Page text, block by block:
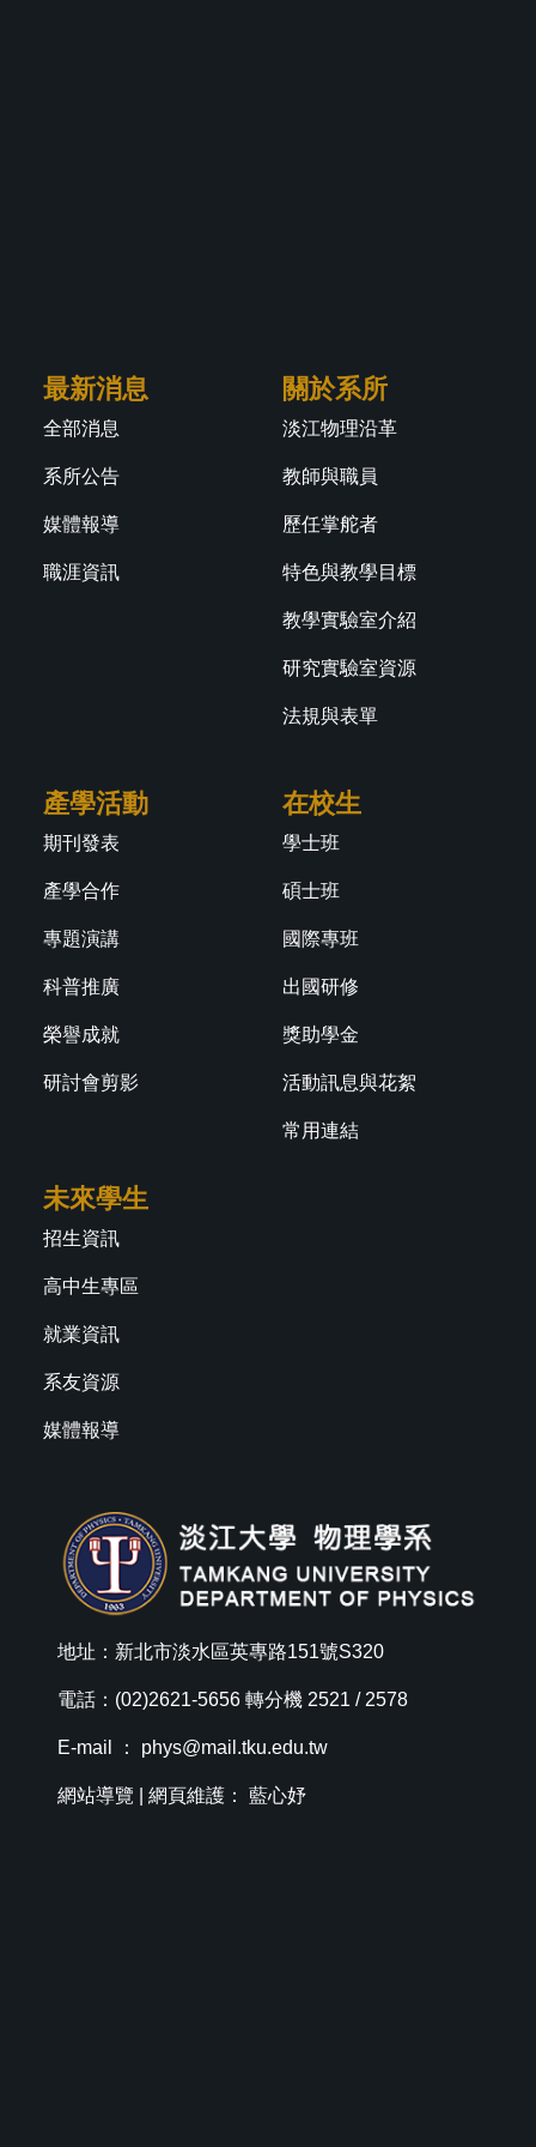
最新消息
全部消息
系所公告
媒體報導
職涯資訊
關於系所
淡江物理沿革
教師與職員
歷任掌舵者
特色與教學目標
教學實驗室介紹
研究實驗室資源
法規與表單
產學活動
期刊發表
產學合作
專題演講
科普推廣
榮譽成就
研討會剪影
在校生
學士班
碩士班
國際專班
出國研修
獎助學金
活動訊息與花絮
常用連結
未來學生
招生資訊
高中生專區
就業資訊
系友資源
媒體報導
地址：新北市淡水區英專路151號S320
電話：(02)2621-5656 轉分機 2521 / 2578
E-mail ： phys@mail.tku.edu.tw
網站導覽 | 網頁維護： 藍心妤